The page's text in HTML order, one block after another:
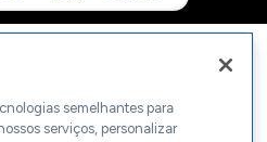
semelhantes para
serviços, personalizar